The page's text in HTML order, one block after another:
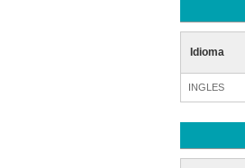
Idioma
INGLES